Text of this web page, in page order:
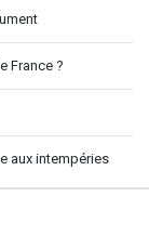
France ?
aux intempéries